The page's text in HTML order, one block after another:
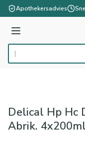
Ga naar de inhoud
Apothekersadvies
Menu
Product, merk,
Delical Hp Hc
Abrik. 4x200ml